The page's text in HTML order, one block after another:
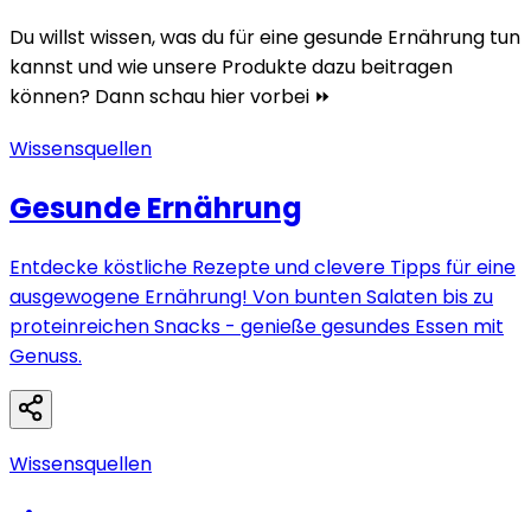
Du willst wissen, was du für eine gesunde Ernährung tun
kannst und wie unsere Produkte dazu beitragen
können? Dann schau hier vorbei ⏩
Wissensquellen
Gesunde Ernährung
Entdecke köstliche Rezepte und clevere Tipps für eine
ausgewogene Ernährung! Von bunten Salaten bis zu
proteinreichen Snacks - genieße gesundes Essen mit
Genuss.
Wissensquellen